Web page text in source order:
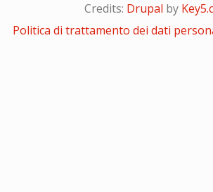
Credits: Drupal by
Politica di trattamento dei dati